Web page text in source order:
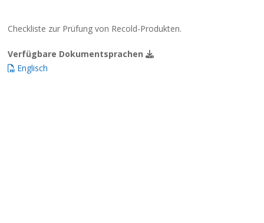
Checkliste zur Prüfung von Recold-Produkten.
Verfügbare Dokumentsprachen
Englisch